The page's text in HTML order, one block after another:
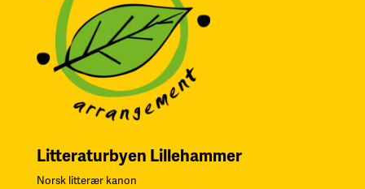
Litteraturbyen Lillehammer
Norsk litterær kanon